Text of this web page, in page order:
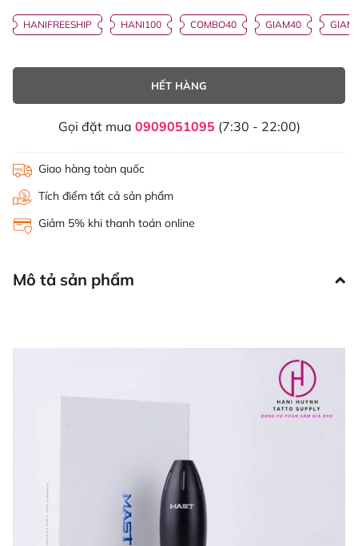
HANIFREESHIP HANI100 COMBO40 GIAM40
HẾT HÀNG
Gọi đặt mua 0909051095 (7:30 - 22:00)
Giao hàng toàn quốc
Tích điểm tất cả sản phẩm
Giảm 5% khi thanh toán online
Mô tả sản phẩm